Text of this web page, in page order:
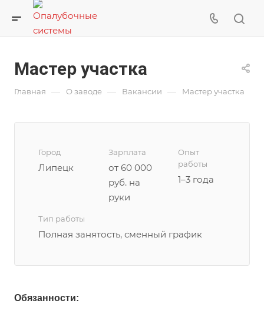
Мастер участка
Главная — О заводе — Вакансии — Мастер участка
Город
Липецк
Зарплата
от 60 000
руб. на
руки
Опыт
работы
1–3 года
Тип работы
Полная занятость, сменный график
Обязанности: